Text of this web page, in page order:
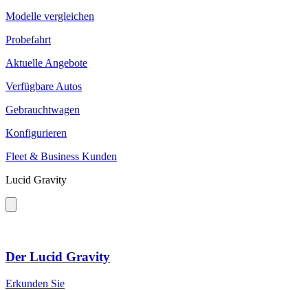
Modelle vergleichen
Probefahrt
Aktuelle Angebote
Verfügbare Autos
Gebrauchtwagen
Konfigurieren
Fleet & Business Kunden
Lucid Gravity
Der Lucid Gravity
Erkunden Sie